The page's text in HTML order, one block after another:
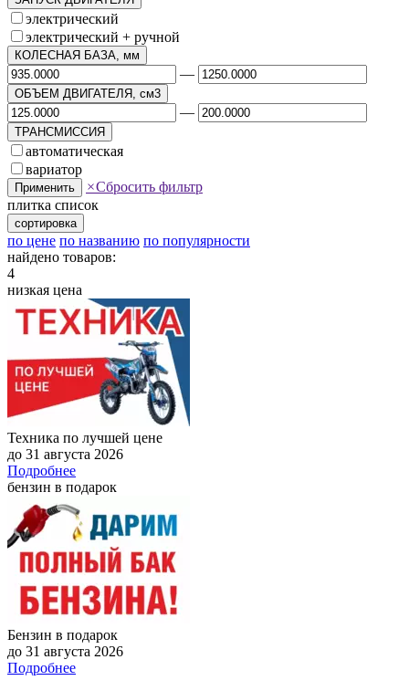
электрический
электрический + ручной
КОЛЕСНАЯ БАЗА, мм
—
ОБЪЕМ ДВИГАТЕЛЯ, см3
—
ТРАНСМИССИЯ
автоматическая
вариатор
Применить ×Сбросить фильтр
плитка список
сортировка
по цене по названию по популярности
найдено товаров:
4
низкая цена
Техника по лучшей цене
до 31 августа 2026
Подробнее
бензин в подарок
Бензин в подарок
до 31 августа 2026
Подробнее